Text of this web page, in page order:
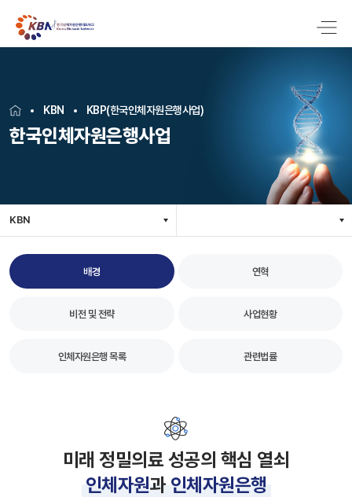
KBN KBP(한국인체자원은행사업)
한국인체자원은행사업
KBN
배경 연혁
비전 및 전략 사업현황
인체자원은행 목록 관련법률
미래 정밀의료 성공의 핵심 열쇠
인체자원과 인체자원은행